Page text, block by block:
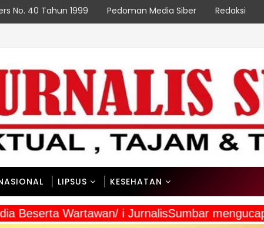
No. 40 Tahun 1999 Pedoman Media Siber Redaksi
LIPSUS KESEHATAN
Beserta Wartawan/ i JurnalisSumbar